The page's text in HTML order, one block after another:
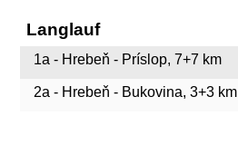
Langlauf
1a - Hrebeň - Príslop, 7+7 km
2a - Hrebeň - Bukovina, 3+3 km